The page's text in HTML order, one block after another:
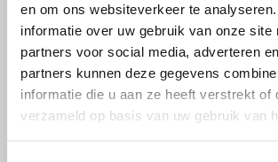
en om ons websiteverkeer te
informatie over uw gebruik van onze site
partners voor social media, adverteren
partners kunnen deze gegevens
informatie die u aan ze heeft verstrekt of
verzameld op basis van uw gebruik van
13 oktober 2020
Nationale Kanker en Werk
dinsdag 10 november
Lees verder